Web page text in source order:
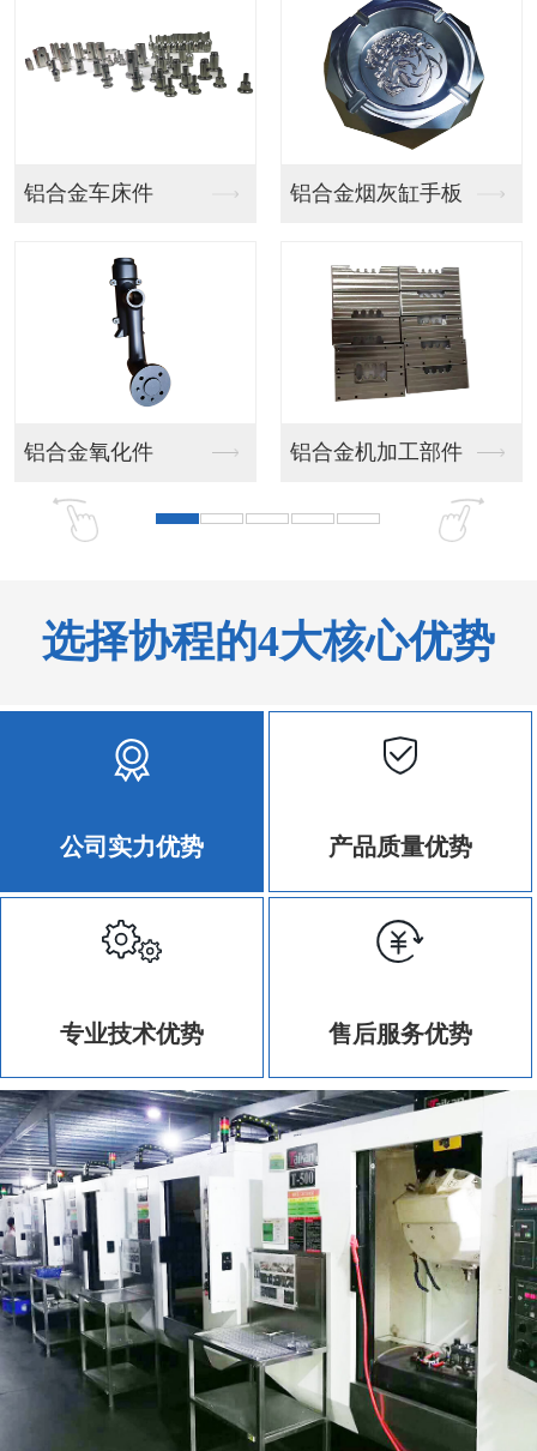
汽车灯手板 汽车模型手板
汽车模型手板 客车手板模型
选择协程的4大核心优势
公司实力优势 产品质量优势
专业技术优势 售后服务优势